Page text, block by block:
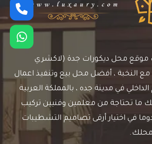
موقع محل ديكورات جدة (لاكشري
النخبة ، أفضل محل بيع وتنفيذ اعمال
في مدينة جده ، بالمملكة العربية
ما تحتاجة من معلمين وفنيين تركيب
دوما في اختيار أرقى تصاميم التشطيبات